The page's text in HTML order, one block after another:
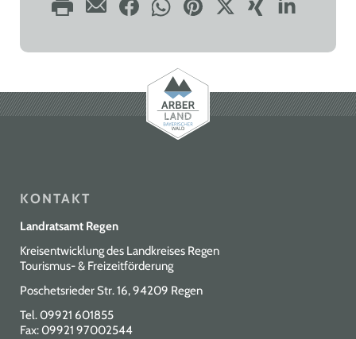
KONTAKT
Landratsamt Regen
Kreisentwicklung des Landkreises Regen
Tourismus- & Freizeitförderung
Poschetsrieder Str. 16, 94209 Regen
Tel.09921 601855
Fax: 09921 97002544